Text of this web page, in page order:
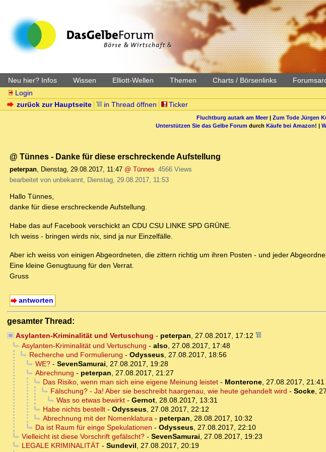
Neu hier? Infos Wissen Elliott-Wellen Themen Charts / Börsenlinks
Login
zurück zur Hauptseite
in Thread öffnen Ticker
Fluchtburg autark am Meer| Zum Tode Jürgen
Unterstützen Sie das Gelbe Forum durch Käufe bei Amazon! |
@ Tünnes - Danke für diese erschreckende Aufstellung
peterpan, Dienstag, 29.08.2017, 11:47 @ Tünnes 4566 Views
bearbeitet von unbekannt, Dienstag, 29.08.2017, 11:53
Hallo Tünnes,
danke für diese erschreckende Aufstellung.
Habe das auf Facebook verschickt an CDU CSU LINKE SPD GRÜNE.
Ich weiss - bringen wirds nix, sind ja nur Einzelfälle.
Aber ich weiss von einigen Abgeordneten, die zittern richtig um ihren Posten - und jeder
Eine kleine Genugtuung für den Verrat.
Gruss
antworten
gesamter Thread:
Asylanten-Kriminalität und Vertuschung - peterpan, 27.08.2017, 17:12
Asylanten-Kriminalität und Vertuschung - also, 27.08.2017, 17:48
Recherche und Formulierung - Odysseus, 27.08.2017, 18:56
WE?- SevenSamurai, 27.08.2017, 19:28
Abrechnung - peterpan, 27.08.2017, 21:27
Das Risiko, wenn man sich eine eigene Meinung leistet- Monterone, 27.08.2017, 21:41
Fälschung? - Ja! Aber sie beschreibt haargenau, wie heute gehandelt wird - Socke,
Was so etwas bewirkt- Gernot, 28.08.2017, 13:31
Habe nichts bestellt- Odysseus, 27.08.2017, 22:12
Abrechnung mit der Nomenklatura- peterpan, 28.08.2017, 10:32
Da ist Raum für einge Spekulationen - Odysseus, 27.08.2017, 22:10
Vielleicht ist diese Vorschrift gefälscht?- SevenSamurai, 27.08.2017, 19:23
LEGALE KRIMINALITÄT- Sundevil, 27.08.2017, 20:19